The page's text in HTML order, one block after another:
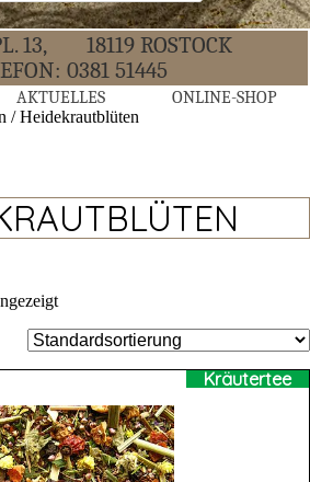
13,
18119 ROS­TOCK
0381 51445
AKTU­EL­LES ONLINE-SHOP
/ Heidekrautblüten
Kräutertee